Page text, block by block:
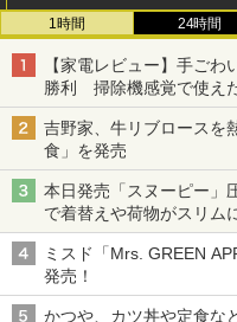
1時間 24時間
【家電レビュー】手ご
勝利 掃除機感覚で使え
吉野家、牛リブロースを
食」を発売
本日発売「スヌーピー」
で着替えや荷物がスリム
ミスド「Mrs. GREEN
発売！
かつや、カツ丼や定食な